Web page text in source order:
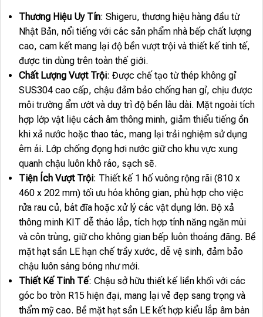
Thương Hiệu Uy Tín: Shigeru, thương hiệu hàng đầu từ
Nhật Bản, nổi tiếng với các sản phẩm nhà bếp chất lượng
cao, cam kết mang lại độ bền vượt trội và thiết kế tinh tế,
được tin dùng trên toàn thế giới.
Chất Lượng Vượt Trội: Được chế tạo từ thép không gỉ
SUS304 cao cấp, chậu đảm bảo chống han gỉ, chịu được
môi trường ẩm ướt và duy trì độ bền lâu dài. Mặt ngoài tích
hợp lớp vật liệu cách âm thông minh, giảm thiểu tiếng ồn
khi xả nước hoặc thao tác, mang lại trải nghiệm sử dụng
êm ái. Lớp chống đọng hơi nước giữ cho khu vực xung
quanh chậu luôn khô ráo, sạch sẽ.
Tiện Ích Vượt Trội: Thiết kế 1 hố vuông rộng rãi (810 x
460 x 202 mm) tối ưu hóa không gian, phù hợp cho việc
rửa rau củ, bát đĩa hoặc xử lý các vật dụng lớn. Bộ xả
thông minh KIT dễ tháo lắp, tích hợp tính năng ngăn mùi
và côn trùng, giữ cho không gian bếp luôn thoáng đãng. Bề
mặt hạt sần LE hạn chế trầy xước, dễ vệ sinh, đảm bảo
chậu luôn sáng bóng như mới.
Thiết Kế Tinh Tế: Chậu sở hữu thiết kế liền khối với các
góc bo tròn R15 hiện đại, mang lại vẻ đẹp sang trọng và
thẩm mỹ cao. Bề mặt hạt sần LE kết hợp kiểu lắp âm bàn